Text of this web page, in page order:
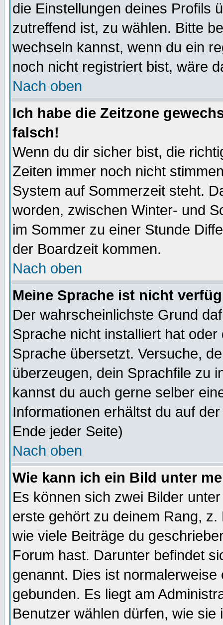
die Einstellungen deines Profils
zutreffend ist, zu wählen. Bitte
wechseln kannst, wenn du ein
noch nicht registriert bist, wäre
Nach oben
Ich habe die Zeitzone
falsch!
Wenn du dir sicher bist, die
Zeiten immer noch nicht
System auf Sommerzeit steht.
worden, zwischen Winter- und
im Sommer zu einer Stunde
der Boardzeit kommen.
Nach oben
Meine Sprache ist nicht
Der wahrscheinlichste Grund
Sprache nicht installiert hat
Sprache übersetzt. Versuche,
überzeugen, dein Sprachfile zu
kannst du auch gerne selber
Informationen erhältst du auf
Ende jeder Seite)
Nach oben
Wie kann ich ein Bild unter
Es können sich zwei Bilder
erste gehört zu deinem Rang,
wie viele Beiträge du
Forum hast. Darunter befindet
genannt. Dies ist
gebunden. Es liegt am
Benutzer wählen dürfen, wie